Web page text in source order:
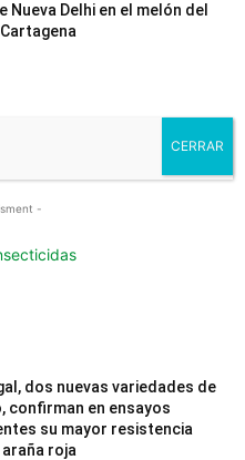
Nueva Delhi en el melón del
-
dos nuevas variedades de
confirman en ensayos
su mayor resistencia
roja